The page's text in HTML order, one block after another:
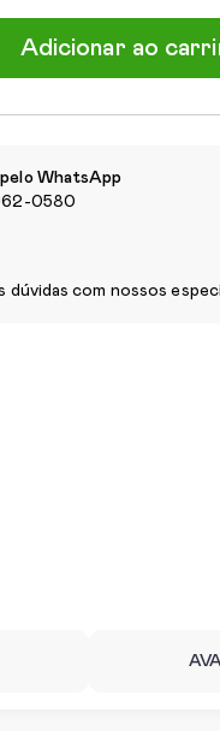
Adicionar ao
WhatsApp
0580
dúvidas com nossos